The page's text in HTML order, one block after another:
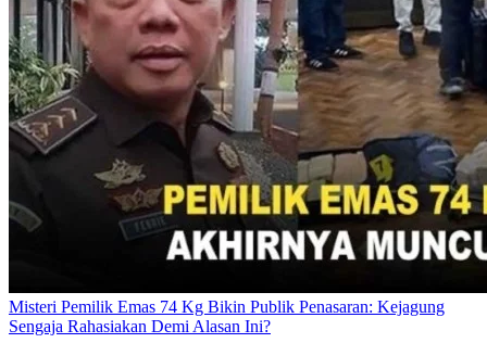
Misteri Pemilik Emas 74 Kg Bikin Publik Penasaran: Kejagung
Sengaja Rahasiakan Demi Alasan Ini?